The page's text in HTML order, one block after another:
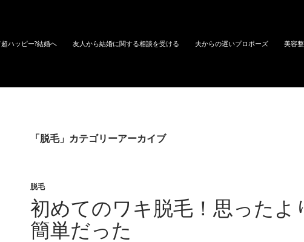
ハッピー?結婚へ 友人から結婚に関する相談を受ける 夫からの遅いプロポーズ 美容
「脱毛」カテゴリーアーカイブ
脱毛
初めてのワキ脱毛！思ったよ
簡単だった